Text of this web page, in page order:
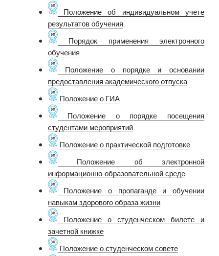
Положение об индивидуальном учете
результатов обучения
Порядок применения электронного
обучения
Положение о порядке и основании
предоставления академического отпуска
Положение о ГИА
Положение о порядке посещения
студентами мероприятий
Положение о практической подготовке
Положение об электронной
информационно-образовательной среде
Положение о пропаганде и обучении
навыкам здорового образа жизни
Положение о студенческом билете и
зачетной книжке
Положение о студенческом совете